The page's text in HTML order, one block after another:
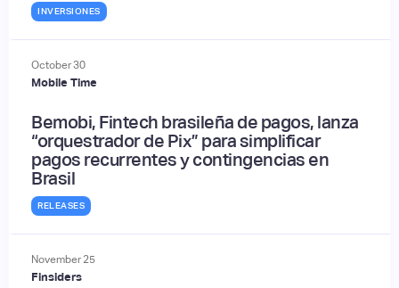
INVERSIONES
October30
Mobile Time
Bemobi, Fintech brasileña de pagos, lanza
“orquestrador de Pix” para simplificar
pagos recurrentes y contingencias en
Brasil
RELEASES
November25
Finsiders